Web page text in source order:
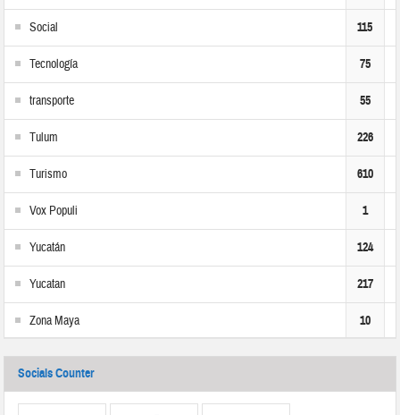
Social 115
Tecnología 75
transporte 55
Tulum 226
Turismo 610
Vox Populi 1
Yucatán 124
Yucatan 217
Zona Maya 10
Socials Counter